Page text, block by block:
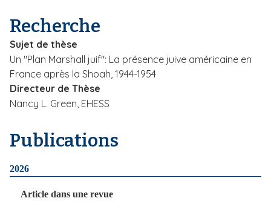
Recherche
Sujet de thèse
Un "Plan Marshall juif": La présence juive américaine en
France après la Shoah, 1944-1954
Directeur de Thèse
Nancy L. Green, EHESS
Publications
2026
Article dans une revue